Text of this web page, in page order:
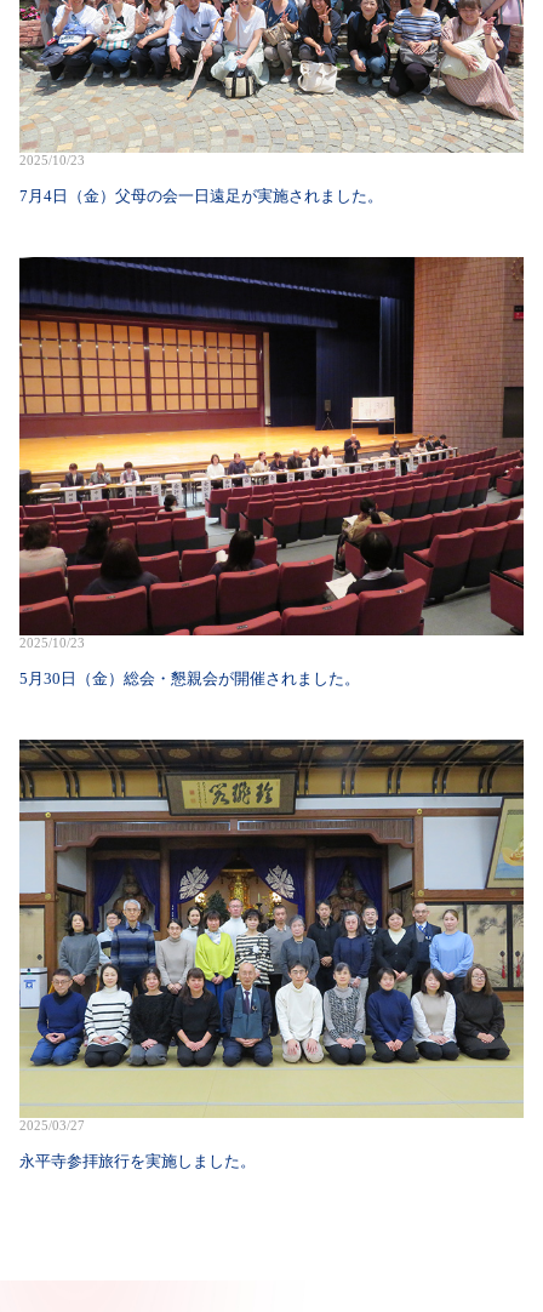
2025/10/23
7月4日（金）父母の会一日遠足が実施されました。
2025/10/23
5月30日（金）総会・懇親会が開催されました。
2025/03/27
永平寺参拝旅行を実施しました。